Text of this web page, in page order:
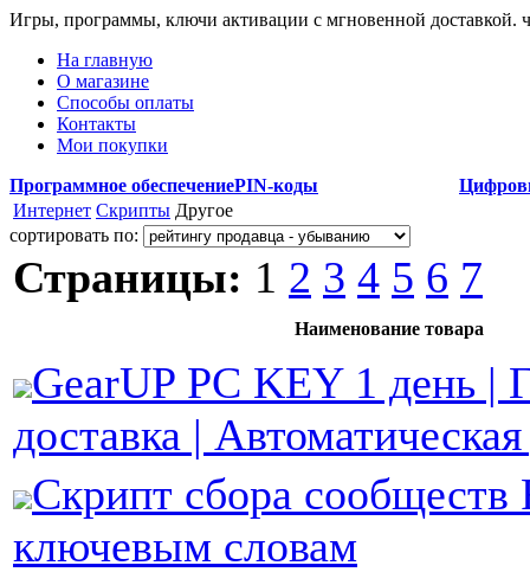
Игры, программы, ключи активации с мгновенной доставкой.
На главную
О магазине
Способы оплаты
Контакты
Мои покупки
Программное обеспечениеPIN-коды
Интернет Скрипты Другое
сортировать по:
Страницы: 1 2 3 4 5 6 7
Наименование товара
GearUP PC KEY 1 день |
доставка |
Скрипт сбора сообществ
ключевым словам